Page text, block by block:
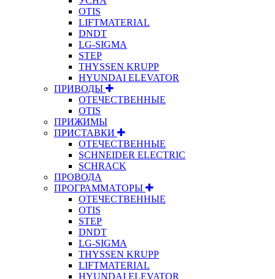
OTIS
LIFTMATERIAL
DNDT
LG-SIGMA
STEP
THYSSEN KRUPP
HYUNDAI ELEVATOR
ПРИВОДЫ
ОТЕЧЕСТВЕННЫЕ
OTIS
ПРИЖИМЫ
ПРИСТАВКИ
ОТЕЧЕСТВЕННЫЕ
SCHNEIDER ELECTRIC
SCHRACK
ПРОВОДА
ПРОГРАММАТОРЫ
ОТЕЧЕСТВЕННЫЕ
OTIS
STEP
DNDT
LG-SIGMA
THYSSEN KRUPP
LIFTMATERIAL
HYUNDAI ELEVATOR